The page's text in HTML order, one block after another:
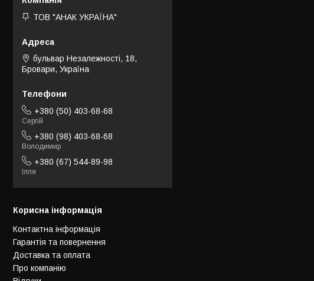
ТОВ "АНАК УКРАЇНА"
бульвар Незалежності, 18,
Бровари, Україна
+380 (50) 403-68-68
Сергій
+380 (98) 403-68-68
Володимир
+380 (67) 544-89-98
Ілля
Корисна інформація
Контактна інформація
Гарантія та повернення
Доставка та оплата
Про компанію